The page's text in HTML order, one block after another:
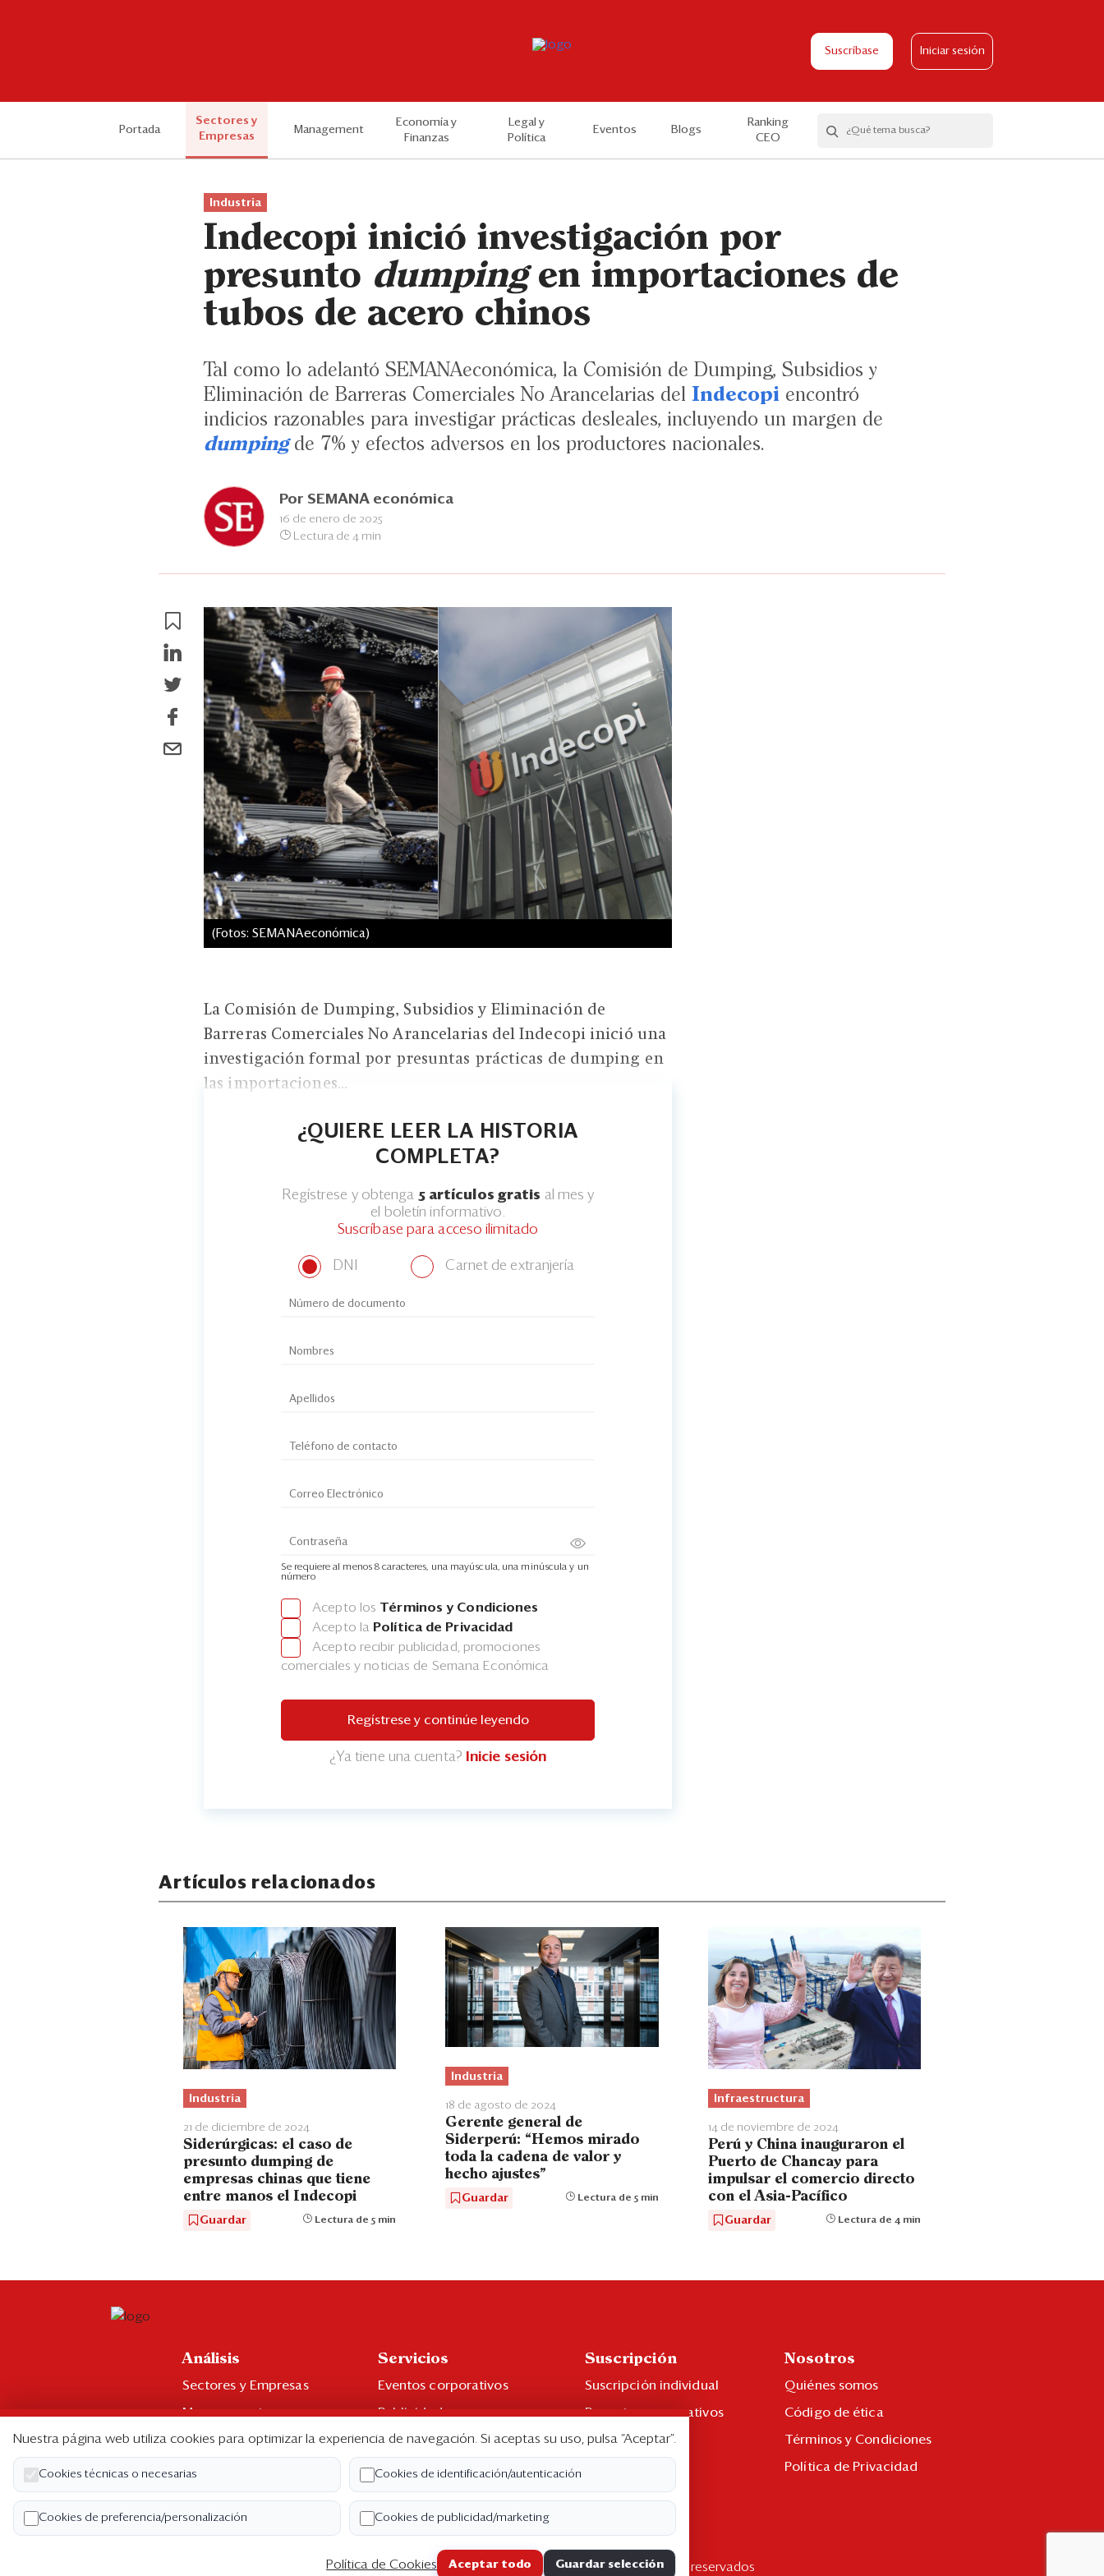
Suscríbase Iniciar sesión
Portada
Sectores y
Empresas
Management
Economía y
Finanzas
Legal y
Política
Eventos Blogs
Ranking
CEO
Industria
Indecopi inició investigación por
presunto dumpingen importaciones de
tubos de acero chinos
Tal como lo adelantó SEMANAeconómica, la Comisión de Dumping, Subsidios y
Eliminación de Barreras Comerciales No Arancelarias del Indecopi encontró
indicios razonables para investigar prácticas desleales, incluyendo un margen de
dumpingde 7% y efectos adversos en los productores nacionales.
Por SEMANA económica
16 de enero de 2025
Lectura de 4 min
(Fotos: SEMANAeconómica)
La Comisión de Dumping, Subsidios y Eliminación de
Barreras Comerciales No Arancelarias del Indecopi inició una
investigación formal por presuntas prácticas de dumping en
las importaciones...
¿QUIERE LEER LA HISTORIA
COMPLETA?
Regístrese y obtenga 5 artículos gratis al mes y
el boletín informativo.
Suscríbase para acceso ilimitado
DNI Carnet de extranjería
Se requiere al menos 8 caracteres, una mayúscula, una minúscula y un
número
Acepto los Términos y Condiciones
Acepto la Política de Privacidad
Acepto recibir publicidad, promociones
comerciales y noticias de Semana Económica
Regístrese y continúe leyendo
¿Ya tiene una cuenta? Inicie sesión
Artículos relacionados
Industria
21 de diciembre de 2024
Siderúrgicas: el caso de
presunto dumping de
empresas chinas que tiene
entre manos el Indecopi
Guardar Lectura de 5 min
Industria
18 de agosto de 2024
Gerente general de
Siderperú: “Hemos mirado
toda la cadena de valor y
hecho ajustes”
Guardar Lectura de 5 min
Infraestructura
14 de noviembre de 2024
Perú y China inauguraron el
Puerto de Chancay para
impulsar el comercio directo
con el Asia-Pacífico
Guardar Lectura de 4 min
Análisis
Sectores y Empresas
Management
Economía y Finanzas
Ranking CEO
Blogs
Servicios
Eventos corporativos
Publicidad
Contáctenos
Libro de reclamaciones
Suscripción
Suscripción individual
Paquetes corporativos
Edición Impresa
Nosotros
Quiénes somos
Código de ética
Términos y Condiciones
Política de Privacidad
Copyright ©2026 Semana Económica. Todos los derechos reservados
Nuestra página web utiliza cookies para optimizar la experiencia de navegación. Si aceptas su uso, pulsa “Aceptar”.
Cookies técnicas o necesarias Cookies de identificación/autenticación
Cookies de preferencia/personalización Cookies de publicidad/marketing
Política de Cookies Aceptar todo Guardar selección